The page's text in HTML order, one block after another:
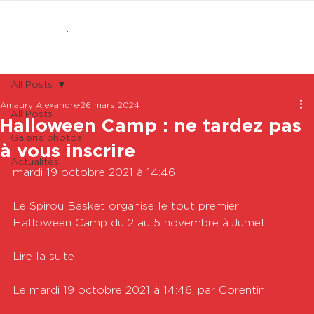
All Posts
Galerie photos
Actualités
All Posts
Halloween Camp : ne tardez pas
à vous inscrire
Amaury Alexandre 26 mars 2024
mardi 19 octobre 2021 à 14:46
Le Spirou Basket organise le tout premier
Halloween Camp du 2 au 5 novembre à Jumet.
Lire la suite
Le mardi 19 octobre 2021 à 14:46, par Corentin